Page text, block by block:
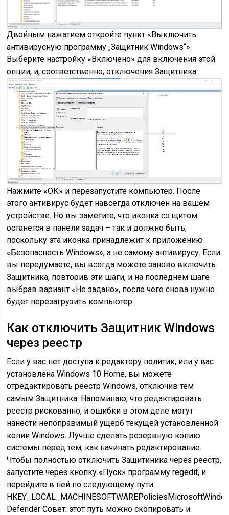
Двойным нажатием откройте пункт «Выключить
антивирусную программу „Защитник Windows“».
Выберите настройку «Включено» для включения этой
опции, и, соответственно, отключения Защитника.
Нажмите «ОК» и перезапустите компьютер. После
этого антивирус будет навсегда отключён на вашем
устройстве. Но вы заметите, что иконка со щитом
останется в панели задач – так и должно быть,
поскольку эта иконка принадлежит к приложению
«Безопасность Windows», а не самому антивирусу. Если
вы передумаете, вы всегда можете заново включить
Защитника, повторив эти шаги, и на последнем шаге
выбрав вариант «Не задано», после чего снова нужно
будет перезагрузить компьютер.
Как отключить Защитник Windows
через реестр
Если у вас нет доступа к редактору политик, или у вас
установлена Windows 10 Home, вы можете
отредактировать реестр Windows, отключив тем
самым Защитника. Напоминаю, что редактировать
реестр рискованно, и ошибки в этом деле могут
нанести непоправимый ущерб текущей установленной
копии Windows. Лучше сделать резервную копию
системы перед тем, как начинать редактирование.
Чтобы полностью отключить Защитиника через реестр,
запустите через кнопку «Пуск» программу regedit, и
перейдите в ней по следующему пути:
Defender Совет: этот путь можно скопировать и